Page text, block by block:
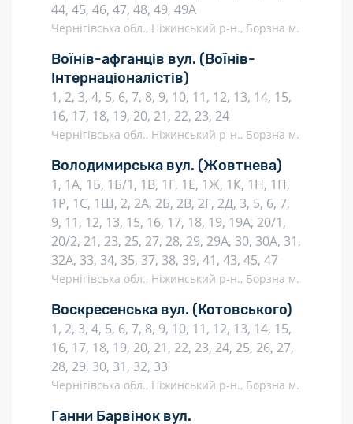
44, 45, 46, 47, 48, 49, 49А
Чернігівська обл., Ніжинський р-н., Борзна м.
Воїнів-афганців вул. (Воїнів-
Інтернаціоналістів)
1, 2, 3, 4, 5, 6, 7, 8, 9, 10, 11, 12, 13, 14, 15,
16, 17, 18, 19, 20, 21, 22, 23, 24
Чернігівська обл., Ніжинський р-н., Борзна м.
Володимирська вул. (Жовтнева)
1, 1А, 1Б, 1Б/1, 1В, 1Г, 1Е, 1Ж, 1К, 1Н, 1П,
1Р, 1С, 1Ш, 2, 2А, 2Б, 2В, 2Г, 2Д, 3, 5, 6, 7,
9, 11, 12, 13, 15, 16, 17, 18, 19, 19А, 20/1,
20/2, 21, 23, 25, 27, 28, 29, 29А, 30, 30А, 31,
32А, 33, 34, 35, 37, 38, 39, 41, 43, 45, 47
Чернігівська обл., Ніжинський р-н., Борзна м.
Воскресенська вул. (Котовського)
1, 2, 3, 4, 5, 6, 7, 8, 9, 10, 11, 12, 13, 14, 15,
16, 17, 18, 19, 20, 21, 22, 23, 24, 25, 26, 27,
28, 29, 30, 31, 32, 33
Чернігівська обл., Ніжинський р-н., Борзна м.
Ганни Барвінок вул.